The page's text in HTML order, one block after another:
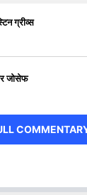
ग्रीव्स
जोसेफ